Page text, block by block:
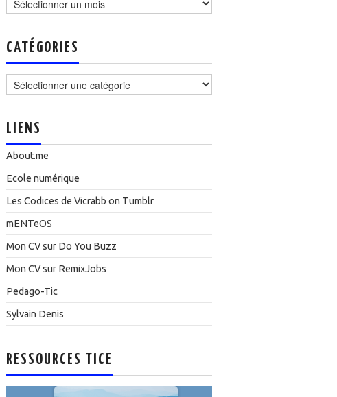
CATÉGORIES
LIENS
About.me
Ecole numérique
Les Codices de Vicrabb on Tumblr
mENTeOS
Mon CV sur Do You Buzz
Mon CV sur RemixJobs
Pedago-Tic
Sylvain Denis
RESSOURCES TICE